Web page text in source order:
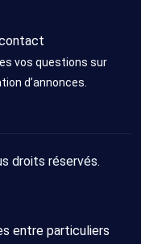
vos questions sur
d’annonces.
droits réservés.
entre particuliers